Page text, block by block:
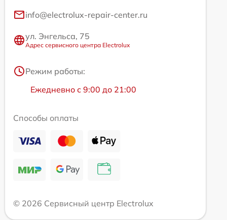
info@electrolux-repair-center.ru
ул. Энгельса, 75
Адрес сервисного центра Electrolux
Режим работы:
Ежедневно с 9:00 до 21:00
Способы оплаты
© 2026 Сервисный центр Electrolux